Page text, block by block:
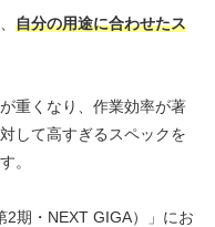
自分の用途に合わせたス
重くなり、作業効率が著
して高すぎるスペックを
。
2期・NEXT GIGA）」にお